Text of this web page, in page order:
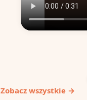
Zobacz wszystkie →